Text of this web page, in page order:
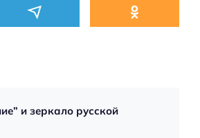
и зеркало русской